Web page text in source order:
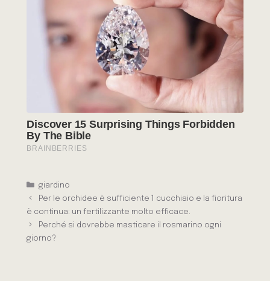
Categorie
giardino
Per le orchidee è sufficiente 1 cucchiaio e la fioritura
è continua: un fertilizzante molto efficace.
Perché si dovrebbe masticare il rosmarino ogni
giorno?